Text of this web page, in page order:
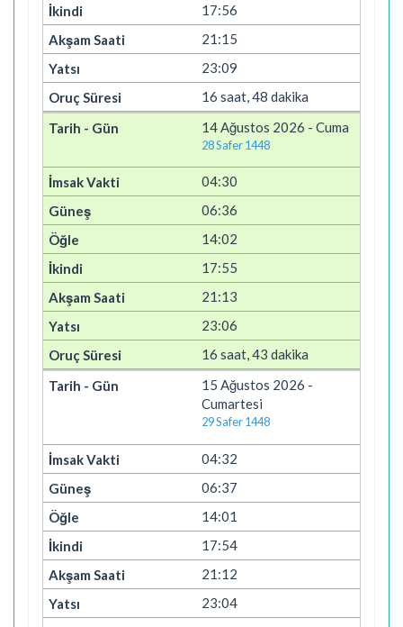
17:56
21:15
23:09
16 saat, 48 dakika
14 Ağustos 2026 - Cuma
28 Safer 1448
04:30
06:36
14:02
17:55
21:13
23:06
16 saat, 43 dakika
15 Ağustos 2026 -
Cumartesi
29 Safer 1448
04:32
06:37
14:01
17:54
21:12
23:04